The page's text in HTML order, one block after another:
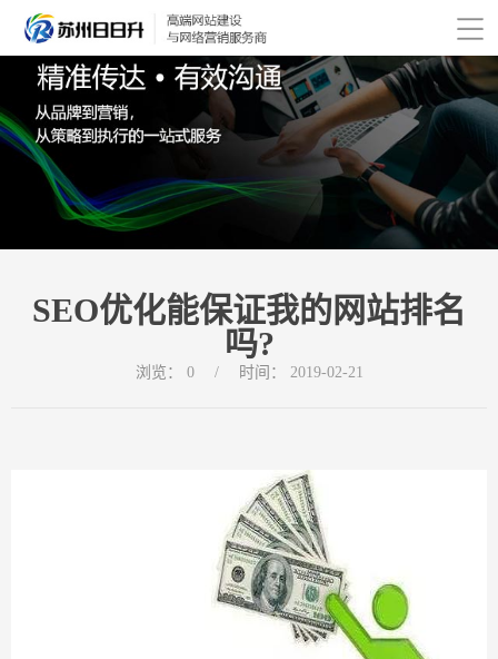
SEO优化能保证我的网站排名
吗?
浏览： 0 / 时间： 2019-02-21